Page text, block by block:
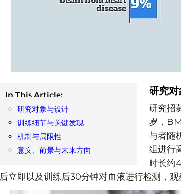
In This Article:
研究对象与设计
训练细节与关键发现
机制与局限性
意义、前景与未来方向
研究
研究招
岁，
与者随
组进行
时长约
后立即以及训练后30分钟对血液进行检测，观